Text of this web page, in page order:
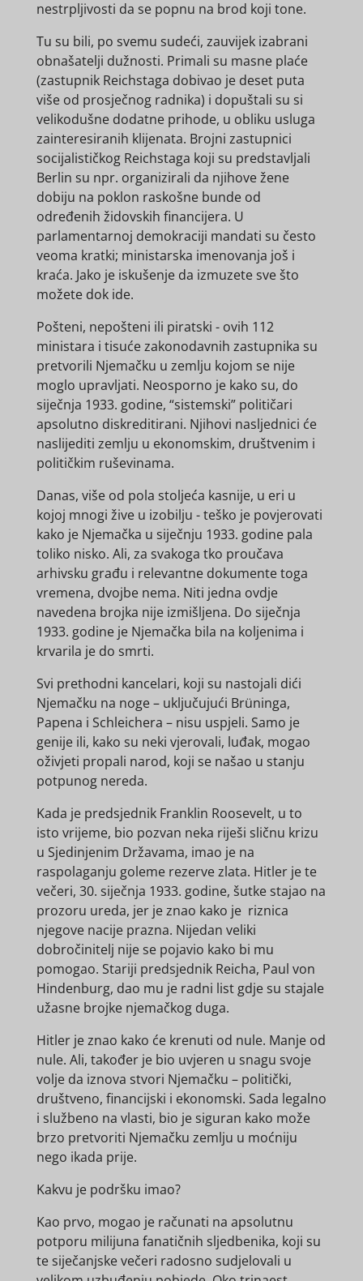
nestrpljivosti da se popnu na brod koji tone.
Tu su bili, po svemu sudeći, zauvijek izabrani
obnašatelji dužnosti. Primali su masne plaće
(zastupnik Reichstaga dobivao je deset puta
više od prosječnog radnika) i dopuštali su si
velikodušne dodatne prihode, u obliku usluga
zainteresiranih klijenata. Brojni zastupnici
socijalističkog Reichstaga koji su predstavljali
Berlin su npr. organizirali da njihove žene
dobiju na poklon raskošne bunde od
određenih židovskih financijera. U
parlamentarnoj demokraciji mandati su često
veoma kratki; ministarska imenovanja još i
kraća. Jako je iskušenje da izmuzete sve što
možete dok ide.
Pošteni, nepošteni ili piratski - ovih 112
ministara i tisuće zakonodavnih zastupnika su
pretvorili Njemačku u zemlju kojom se nije
moglo upravljati. Neosporno je kako su, do
siječnja 1933. godine, “sistemski” političari
apsolutno diskreditirani. Njihovi nasljednici će
naslijediti zemlju u ekonomskim, društvenim i
političkim ruševinama.
Danas, više od pola stoljeća kasnije, u eri u
kojoj mnogi žive u izobilju - teško je povjerovati
kako je Njemačka u siječnju 1933. godine pala
toliko nisko. Ali, za svakoga tko proučava
arhivsku građu i relevantne dokumente toga
vremena, dvojbe nema. Niti jedna ovdje
navedena brojka nije izmišljena. Do siječnja
1933. godine je Njemačka bila na koljenima i
krvarila je do smrti.
Svi prethodni kancelari, koji su nastojali dići
Njemačku na noge – uključujući Brüninga,
Papena i Schleichera – nisu uspjeli. Samo je
genije ili, kako su neki vjerovali, luđak, mogao
oživjeti propali narod, koji se našao u stanju
potpunog nereda.
Kada je predsjednik Franklin Roosevelt, u to
isto vrijeme, bio pozvan neka riješi sličnu krizu
u Sjedinjenim Državama, imao je na
raspolaganju goleme rezerve zlata. Hitler je te
večeri, 30. siječnja 1933. godine, šutke stajao na
prozoru ureda, jer je znao kako je riznica
njegove nacije prazna. Nijedan veliki
dobročinitelj nije se pojavio kako bi mu
pomogao. Stariji predsjednik Reicha, Paul von
Hindenburg, dao mu je radni list gdje su stajale
užasne brojke njemačkog duga.
Hitler je znao kako će krenuti od nule. Manje od
nule. Ali, također je bio uvjeren u snagu svoje
volje da iznova stvori Njemačku – politički,
društveno, financijski i ekonomski. Sada legalno
i službeno na vlasti, bio je siguran kako može
brzo pretvoriti Njemačku zemlju u moćniju
nego ikada prije.
Kakvu je podršku imao?
Kao prvo, mogao je računati na apsolutnu
potporu milijuna fanatičnih sljedbenika, koji su
te siječanjske večeri radosno sudjelovali u